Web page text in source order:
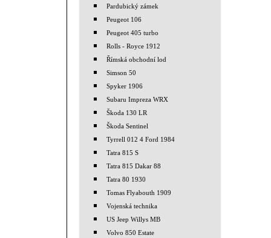
Pardubický zámek
Peugeot 106
Peugeot 405 turbo
Rolls - Royce 1912
Římská obchodní lod
Simson 50
Spyker 1906
Subaru Impreza WRX
Škoda 130 LR
Škoda Sentinel
Tyrrell 012 4 Ford 1984
Tatra 815 S
Tatra 815 Dakar 88
Tatra 80 1930
Tomas Flyabouth 1909
Vojenská technika
US Jeep Willys MB
Volvo 850 Estate